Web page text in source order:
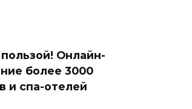
Онлайн-
более 3000
и спа-отелей